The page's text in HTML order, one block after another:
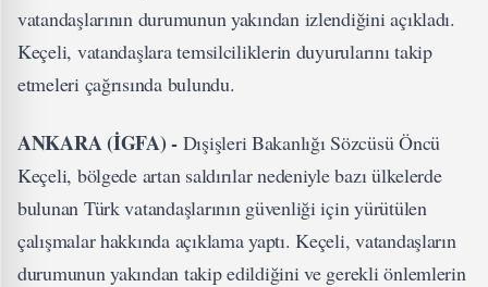
vatandaşlarının durumunun yakından izlendiğini açıkladı.
Keçeli, vatandaşlara temsilciliklerin duyurularını takip
etmeleri çağrısında bulundu.
ANKARA (İGFA) - Dışişleri Bakanlığı Sözcüsü Öncü
Keçeli, bölgede artan saldırılar nedeniyle bazı ülkelerde
bulunan Türk vatandaşlarının güvenliği için yürütülen
çalışmalar hakkında açıklama yaptı. Keçeli, vatandaşların
durumunun yakından takip edildiğini ve gerekli önlemlerin